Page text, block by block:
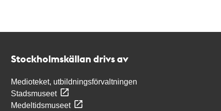
Stockholmskällan drivs av
Medioteket, utbildningsförvaltningen
Stadsmuseet
Medeltidsmuseet